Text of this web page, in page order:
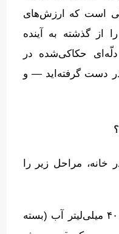
است که ارزش‌های
از گذشته به آینده
دلّه‌ای حکاکی‌شده در
در دست گرفته‌اید — و
مراحل زیر را
(بسته